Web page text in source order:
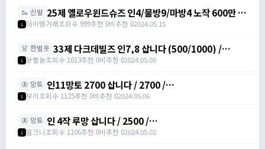
🥾 신발 25제 옐로우윈드슈즈 인4/물방9/마방4 노작 600만 삽
니다. / 600만 메소 / 옐로우 윈드슈즈(25제) /
1 아이템거래조회수 999추천 0비추천 02024.05.15
👗 한벌옷 33제 다크데빌즈 인7,8 삽니다 (500/1000) /
5000000 /
1 운빨놈조회수 1013추천 0비추천 02024.05.09
🦋 망토 인11망토 2700 삽니다 / 2700 /
https://open.kakao.com/o/sK2SkjVf
1 부리조회수 1125추천 0비추천 02024.05.06
🦋 망토 인 4작 루망 삽니다 / 2500 /
https://open.kakao.com/o/gQUo2Gig
1 쓸크니조회수 1106추천 0비추천 02024.05.02